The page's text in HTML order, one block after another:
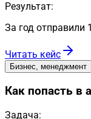
Результат:
За год отправили
Читать кейс
Бизнес, менеджмент
Как попасть в
Задача: